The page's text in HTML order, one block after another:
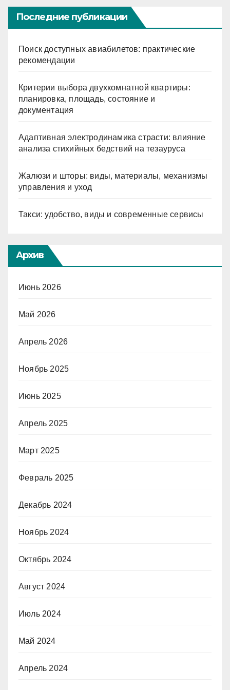
Последние публикации
Поиск доступных авиабилетов: практические
рекомендации
Критерии выбора двухкомнатной квартиры:
планировка, площадь, состояние и
документация
Адаптивная электродинамика страсти: влияние
анализа стихийных бедствий на тезауруса
Жалюзи и шторы: виды, материалы, механизмы
управления и уход
Такси: удобство, виды и современные сервисы
Архив
Июнь 2026
Май 2026
Апрель 2026
Ноябрь 2025
Июнь 2025
Апрель 2025
Март 2025
Февраль 2025
Декабрь 2024
Ноябрь 2024
Октябрь 2024
Август 2024
Июль 2024
Май 2024
Апрель 2024